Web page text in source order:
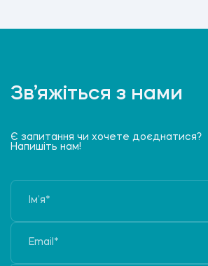
Зв’яжіться з нами
Є запитання чи хочете доєднатися?
Напишіть нам!